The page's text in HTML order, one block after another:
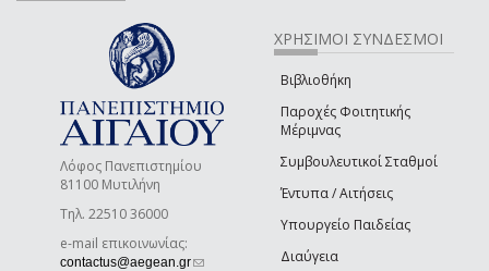
Λόφος Πανεπιστημίου
81100 Μυτιλήνη
Τηλ. 22510 36000
e-mail επικοινωνίας:
contactus@aegean.gr(link sends e-mail)
ΧΡΗΣΙΜΟΙ ΣΥΝΔΕΣΜΟΙ
Βιβλιοθήκη
Παροχές Φοιτητικής
Μέριμνας
Συμβουλευτικοί Σταθμοί
Έντυπα / Αιτήσεις
Υπουργείο Παιδείας
Διαύγεια